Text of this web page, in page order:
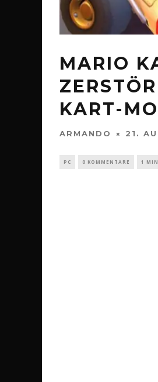
MARIO
KART-
ARMANDO 21.
PC 0 KOMMENTARE 1